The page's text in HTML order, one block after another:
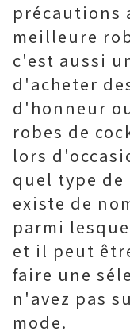
précautions
meilleure
c'est aussi
d'acheter
d'honneur
robes de
lors
quel type de
existe de
parmi
et il peut
faire une
n'avez pas
mode.